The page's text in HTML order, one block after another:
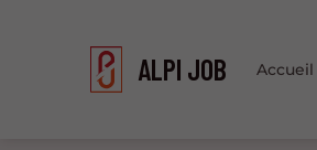
ALPI JOB Accueil